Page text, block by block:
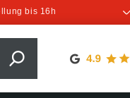
bis 16h